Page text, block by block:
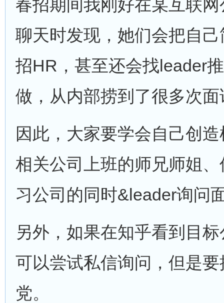
春招期间我刚好在某互联
聊天时发现，她们会把自
招HR，甚至还会找leader
做，从内部捞到了很多次
因此，大家要学会自己创
相关公司上班的师兄师姐
习公司的同时&leader询问
另外，如果在知乎看到目
可以尝试私信询问，但是
党。